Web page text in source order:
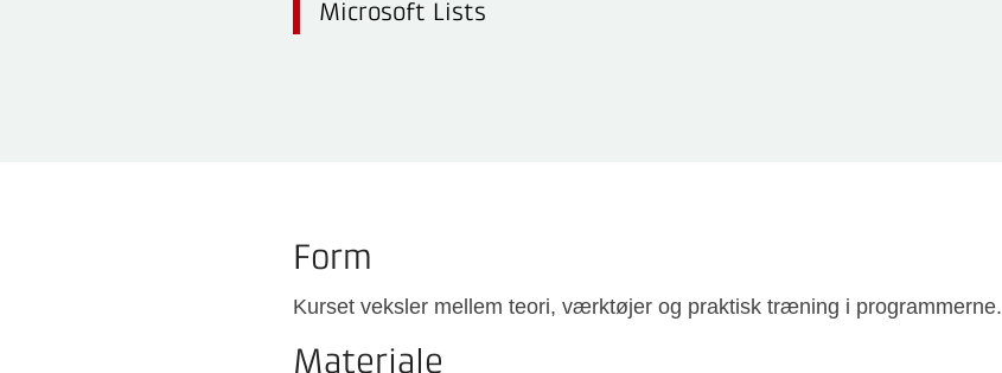
Microsoft Lists
Form
Kurset veksler mellem teori, værktøjer og praktisk træning i programmerne.
Materiale